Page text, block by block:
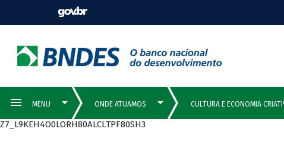
Z7_L9KEH4O0LORH80ALCLTPF80SH3